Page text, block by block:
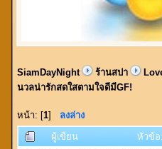
SiamDayNight ร้านสปา
นวลน่ารักสดใสตามใจดีมีGF!
หน้า: [1] ลงล่าง
ผู้เขียน
หัวข้อ